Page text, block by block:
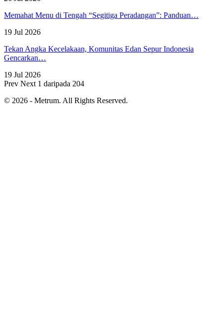
Memahat Menu di Tengah “Segitiga Peradangan”: Panduan…
19 Jul 2026
Tekan Angka Kecelakaan, Komunitas Edan Sepur Indonesia
Gencarkan…
19 Jul 2026
Prev Next 1 daripada 204
© 2026 - Metrum. All Rights Reserved.